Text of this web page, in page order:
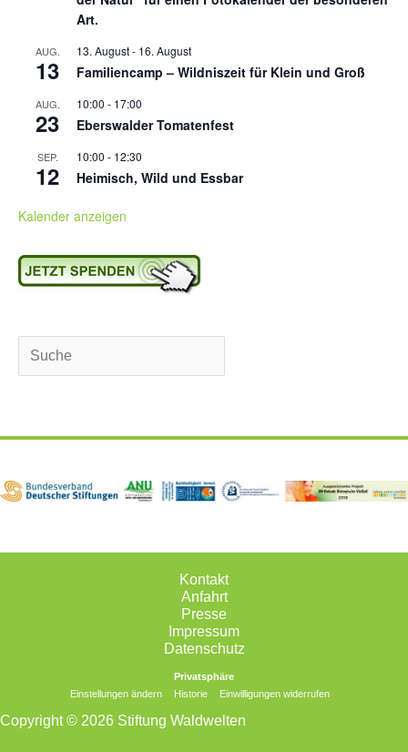
Art.
AUG.
13
13. August- 16. August
Familiencamp – Wildniszeit für Klein und Groß
AUG.
23
10:00 - 17:00
Eberswalder Tomatenfest
SEP.
12
10:00 - 12:30
Heimisch, Wild und Essbar
Kalender anzeigen
Suchen
Kontakt
Anfahrt
Presse
Impressum
Datenschutz
Privatsphäre
Einstellungen ändern
Historie Einwilligungen widerrufen
Copyright © 2026 Stiftung Waldwelten